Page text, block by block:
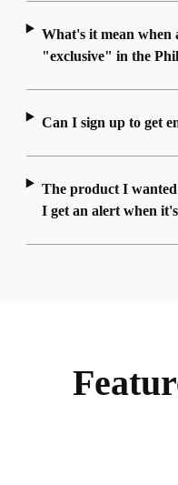
What's it mean when
"exclusive" in the
Can I sign up to get
The product I
I get an alert when